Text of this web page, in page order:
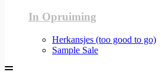
In Opruiming
Herkansjes (too good to go)
Sample Sale